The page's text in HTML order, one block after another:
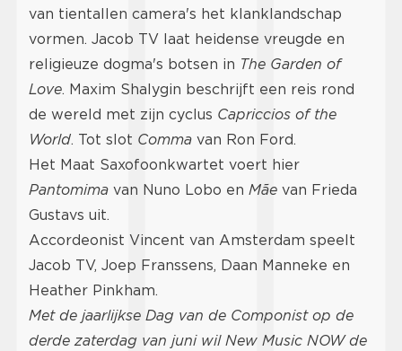
van tientallen camera's het klanklandschap
vormen. Jacob TV laat heidense vreugde en
religieuze dogma's botsen in The Garden of
Love. Maxim Shalygin beschrijft een reis rond
de wereld met zijn cyclus Capriccios of the
World. Tot slot Comma van Ron Ford.
Het Maat Saxofoonkwartet voert hier
Pantomima van Nuno Lobo en Mãe van Frieda
Gustavs uit.
Accordeonist Vincent van Amsterdam speelt
Jacob TV, Joep Franssens, Daan Manneke en
Heather Pinkham.
Met de jaarlijkse Dag van de Componistop de
derde zaterdag van juni wil New Music NOW de